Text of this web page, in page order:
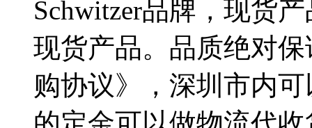
Schwitzer品牌，现货
现货产品。品质绝对
购协议》，深圳市内